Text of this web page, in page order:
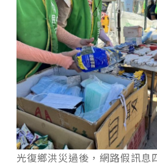
光復鄉洪災過後，網路假訊息